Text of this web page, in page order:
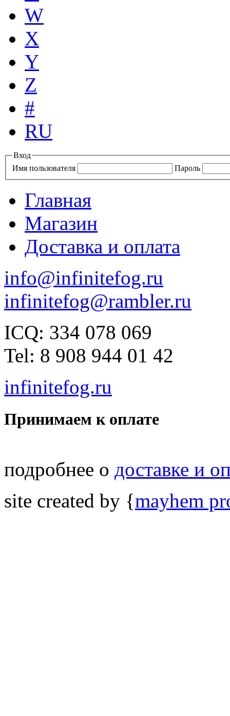
W
X
Y
Z
#
RU
Вход
Имя пользователя
Пароль
Главная
Магазин
Доставка и оплата
info@infinitefog.ru
infinitefog@rambler.ru
ICQ: 334 078 069
Tel: 8 908 944 01 42
infinitefog.ru
Принимаем к оплате
подробнее о доставке и
site created by {mayhem